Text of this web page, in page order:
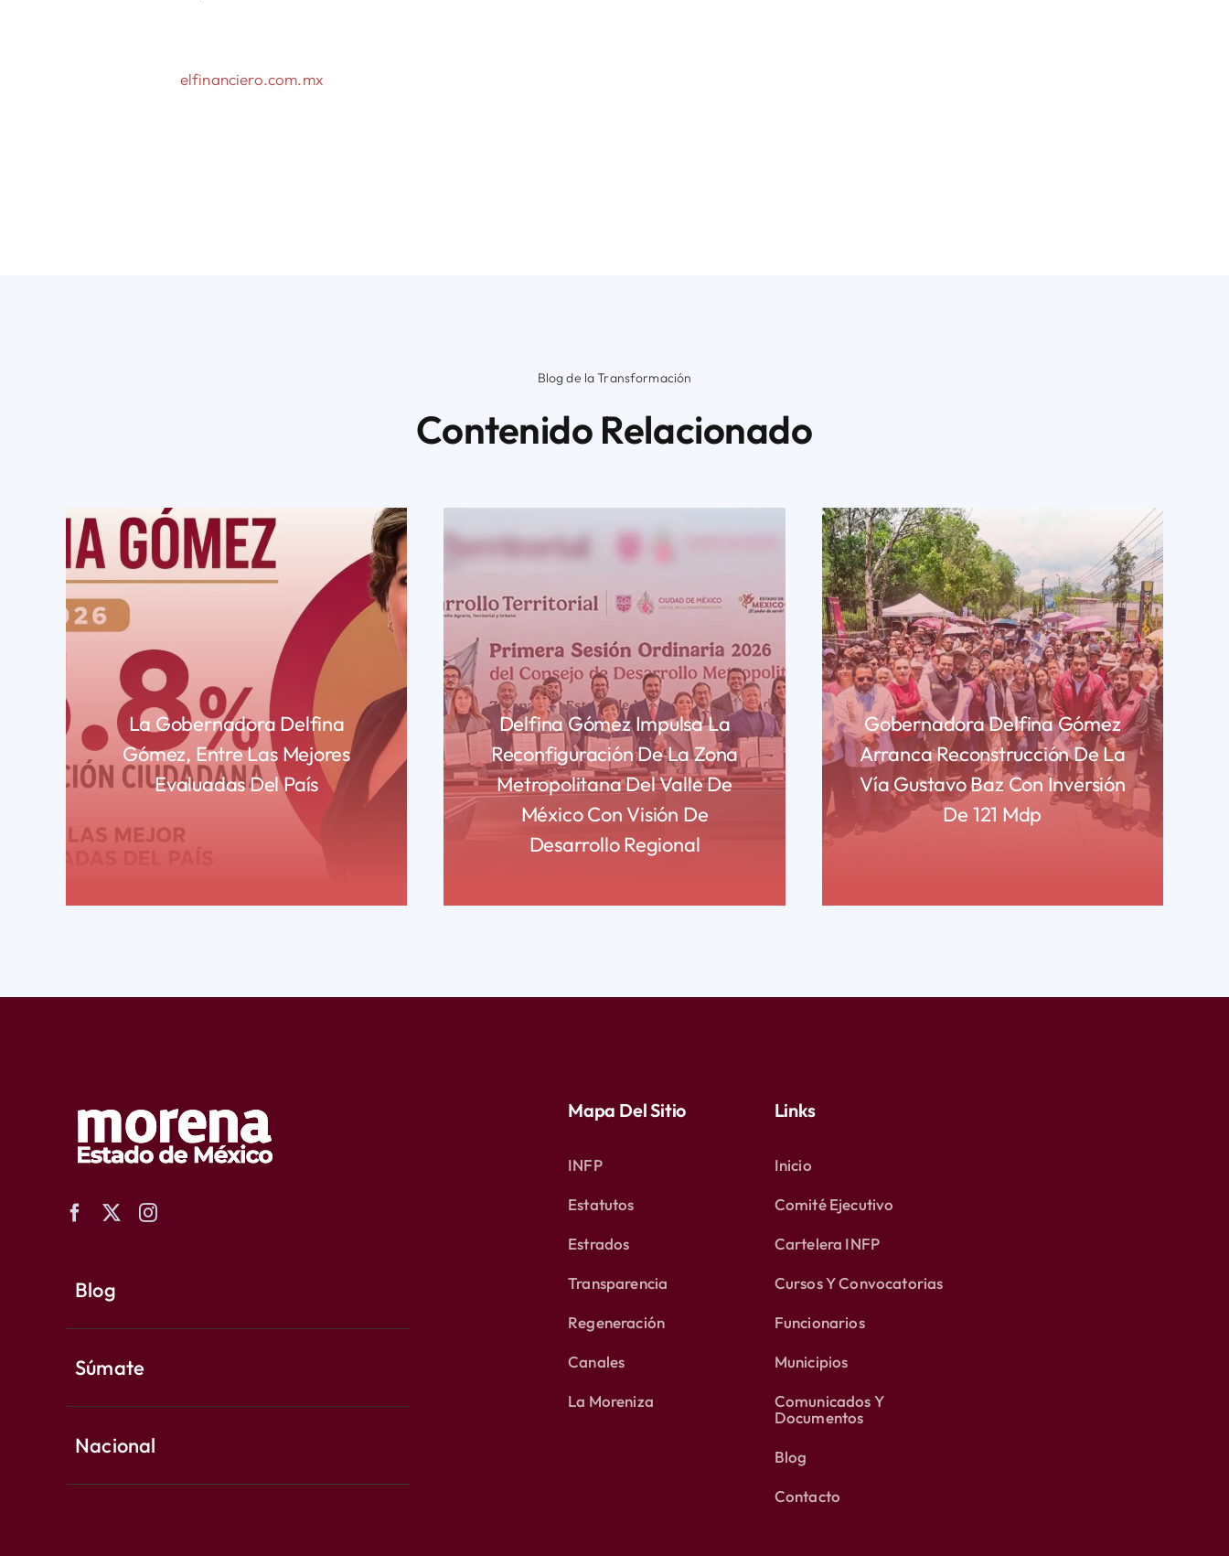
elfinanciero.com.mx
Blog de la Transformación
Contenido Relacionado
La Gobernadora Delfina
Gómez, Entre Las Mejores
Evaluadas Del País
Delfina Gómez Impulsa La
Reconfiguración De La Zona
Metropolitana Del Valle De
México Con Visión De
Desarrollo Regional
Gobernadora Delfina Gómez
Arranca Reconstrucción De La
Vía Gustavo Baz Con Inversión
De 121 Mdp
Blog
Súmate
Nacional
Mapa Del Sitio
INFP
Estatutos
Estrados
Transparencia
Regeneración
Canales
La Moreniza
Links
Inicio
Comité Ejecutivo
Cartelera INFP
Cursos Y Convocatorias
Funcionarios
Municipios
Comunicados Y
Documentos
Blog
Contacto